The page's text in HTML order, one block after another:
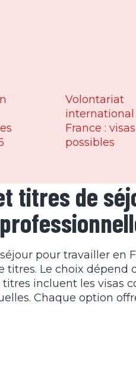
Volontariat
international
France : visas
possibles
titres de
pour travailler en
titres. Le choix dépend
titres incluent les visas
Chaque option